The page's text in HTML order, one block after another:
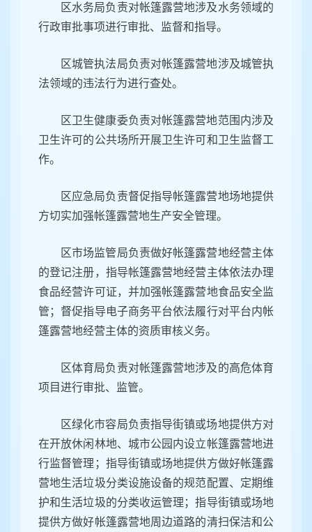
区水务局负责对帐篷露营地涉及水务领域的
行政审批事项进行审批、监督和指导。
区城管执法局负责对帐篷露营地涉及城管执
法领域的违法行为进行查处。
区卫生健康委负责对帐篷露营地范围内涉及
卫生许可的公共场所开展卫生许可和卫生监督工
作。
区应急局负责督促指导帐篷露营地场地提供
方切实加强帐篷露营地生产安全管理。
区市场监管局负责做好帐篷露营地经营主体
的登记注册，指导帐篷露营地经营主体依法办理
食品经营许可证，并加强帐篷露营地食品安全监
管；督促指导电子商务平台依法履行对平台内帐
篷露营地经营主体的资质审核义务。
区体育局负责对帐篷露营地涉及的高危体育
项目进行审批、监管。
区绿化市容局负责指导街镇或场地提供方对
在开放休闲林地、城市公园内设立帐篷露营地进
行监督管理；指导街镇或场地提供方做好帐篷露
营地生活垃圾分类设施设备的规范配置、定期维
护和生活垃圾的分类收运管理；指导街镇或场地
提供方做好帐篷露营地周边道路的清扫保洁和公